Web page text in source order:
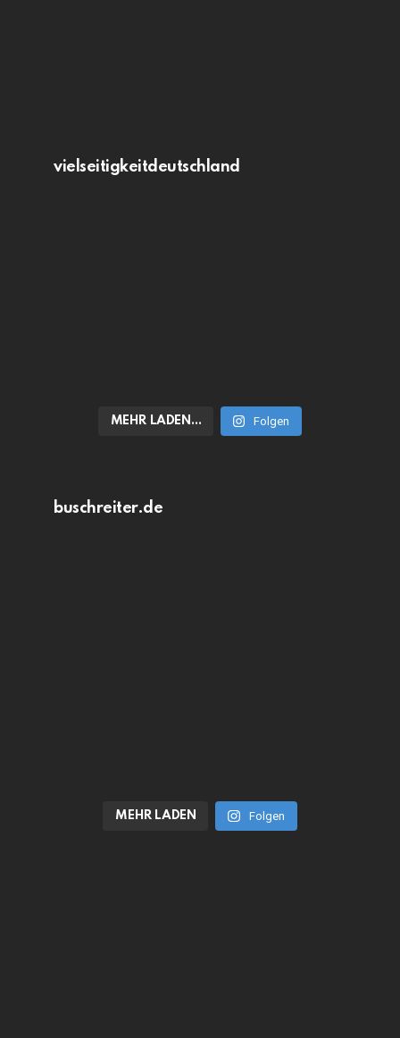
vielseitigkeitdeutschland
MEHR LADEN… Folgen
buschreiter.de
MEHR LADEN Folgen